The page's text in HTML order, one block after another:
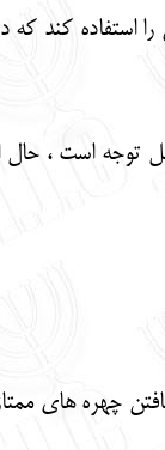
استفاده کند کهد
توجه است ،
یافتن چهره های